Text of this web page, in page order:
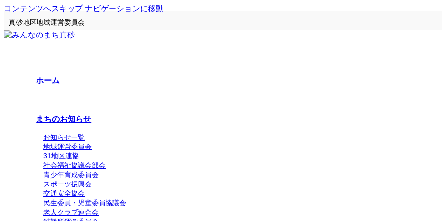
コンテンツへスキップ ナビゲーションに移動
真砂地区地域運営委員会
ホーム
まちのお知らせ
お知らせ一覧
地域運営委員会
31地区連協
社会福祉協議会部会
青少年育成委員会
スポーツ振興会
交通安全協会
民生委員・児童委員協議会
老人クラブ連合会